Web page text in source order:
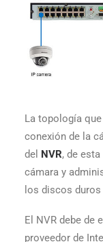
La topología
conexión de la
del
NVR, de esta
cámara y
los discos
El NVR debe de
proveedor de